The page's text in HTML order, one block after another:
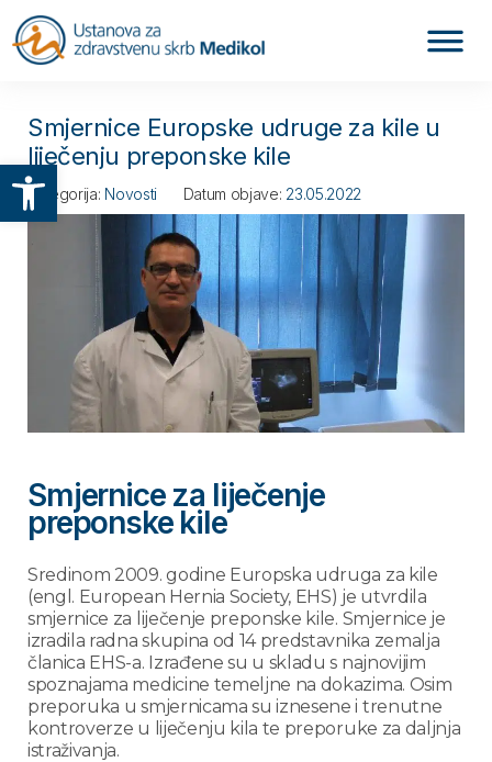
Otvori alatnu traku
Smjernice Europske udruge za kile u
liječenju preponske kile
Kategorija: Novosti Datum objave: 23.05.2022
Smjernice za liječenje
preponske kile
Sredinom 2009. godine Europska udruga za kile
(engl. European Hernia Society, EHS) je utvrdila
smjernice za liječenje preponske kile. Smjernice je
izradila radna skupina od 14 predstavnika zemalja
članica EHS-a. Izrađene su u skladu s najnovijim
spoznajama medicine temeljne na dokazima. Osim
preporuka u smjernicama su iznesene i trenutne
kontroverze u liječenju kila te preporuke za daljnja
istraživanja.